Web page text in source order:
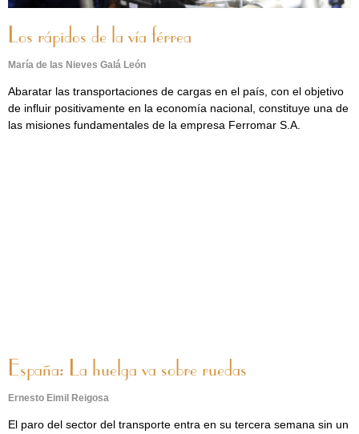
Los rápidos de la vía férrea
María de las Nieves Galá León
Abaratar las transportaciones de cargas en el país, con el objetivo
de influir positivamente en la economía nacional, constituye una de
las misiones fundamentales de la empresa Ferromar S.A.
España: La huelga va sobre ruedas
Ernesto Eimil Reigosa
El paro del sector del transporte entra en su tercera semana sin un